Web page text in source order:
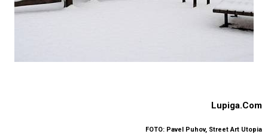
Lupiga.Com
FOTO: Pavel Puhov, Street Art Utopia